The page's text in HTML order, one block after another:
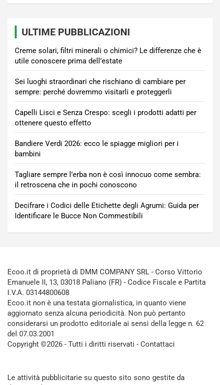
ULTIME PUBBLICAZIONI
Creme solari, filtri minerali o chimici? Le differenze che è
utile conoscere prima dell’estate
Sei luoghi straordinari che rischiano di cambiare per
sempre: perché dovremmo visitarli e proteggerli
Capelli Lisci e Senza Crespo: scegli i prodotti adatti per
ottenere questo effetto
Bandiere Verdi 2026: ecco le spiagge migliori per i
bambini
Tagliare sempre l’erba non è così innocuo come sembra:
il retroscena che in pochi conoscono
Decifrare i Codici delle Etichette degli Agrumi: Guida per
Identificare le Bucce Non Commestibili
Ecoo.it di proprietà di DMM COMPANY SRL - Corso Vittorio
Emanuele II, 13, 03018 Paliano (FR) - Codice Fiscale e Partita
I.V.A. 03144800608
Ecoo.it non è una testata giornalistica, in quanto viene
aggiornato senza alcuna periodicità. Non può pertanto
considerarsi un prodotto editoriale ai sensi della legge n. 62
del 07.03.2001
Copyright ©2026 - Tutti i diritti riservati - Contattaci
Le attività pubblicitarie su questo sito sono gestite da